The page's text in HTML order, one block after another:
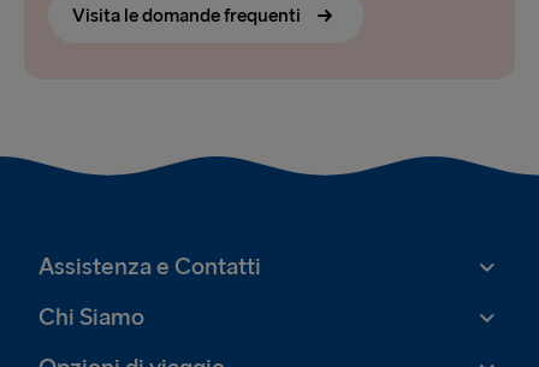
Visita le domande frequenti
Assistenza e Contatti
Chi Siamo